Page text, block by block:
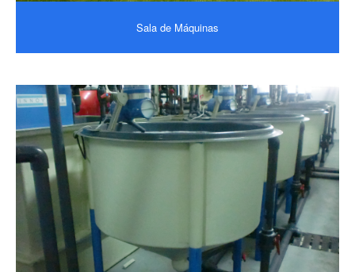
Sala de Máquinas